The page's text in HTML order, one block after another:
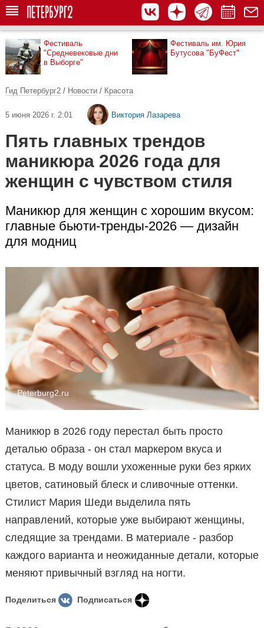
Фестиваль
"Средневековые дни
в Выборге"
Фестиваль им. Юрия
Бутусова "БуФест"
Гид Петербург2 / Новости / Красота
5 июня 2026 г. 2:01 Виктория Лазарева
Пять главных трендов
маникюра 2026 года для
женщин с чувством стиля
Маникюр для женщин с хорошим вкусом:
главные бьюти-тренды-2026 — дизайн
для модниц
Peterburg2.ru
Маникюр в 2026 году перестал быть просто
деталью образа - он стал маркером вкуса и
статуса. В моду вошли ухоженные руки без ярких
цветов, сатиновый блеск и сливочные оттенки.
Стилист Мария Шеди выделила пять
направлений, которые уже выбирают женщины,
следящие за трендами. В материале - разбор
каждого варианта и неожиданные детали, которые
меняют привычный взгляд на ногти.
Поделиться Подписаться